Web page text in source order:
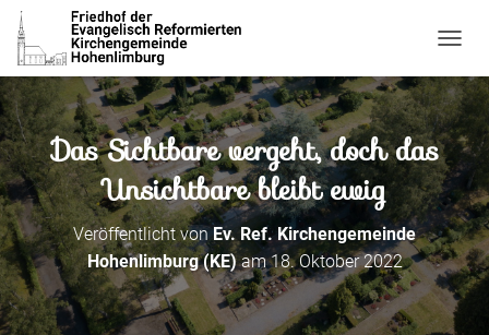
A
V
I
G
A
T
I
O
N
U
M
S
C
Das Sichtbare vergeht, doch das
Unsichtbare bleibt ewig
Veröffentlicht vonEv. Ref. Kirchengemeinde
Hohenlimburg (KE)am18. Oktober 2022